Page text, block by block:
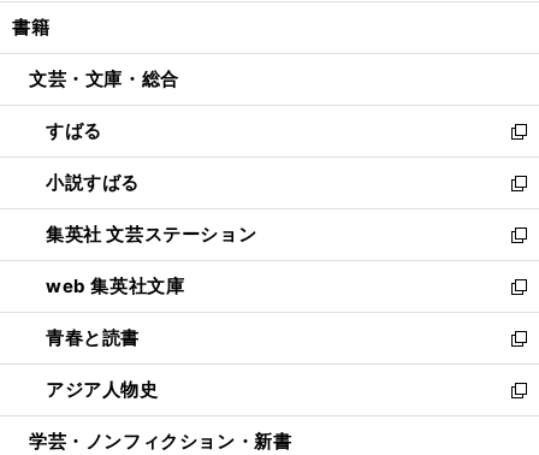
開
ウ
開
く
ウ
ン
ウ
で
開
く
し
ウ
ン
ド
ウ
で
開
く
書籍
文芸・文庫・総合
すばる
新
し
い
ウ
ィ
ン
ド
ウ
で
開
く
小説すばる
新
し
い
ウ
ィ
ン
ド
ウ
で
開
集英社 文芸ステーション
新
し
い
ウ
ィ
ン
ド
ウ
web 集英社文庫
新
し
い
ウ
ィ
ン
青春と読書
新
し
い
ウ
アジア人物史
新
し
学芸・ノンフィクション・新書